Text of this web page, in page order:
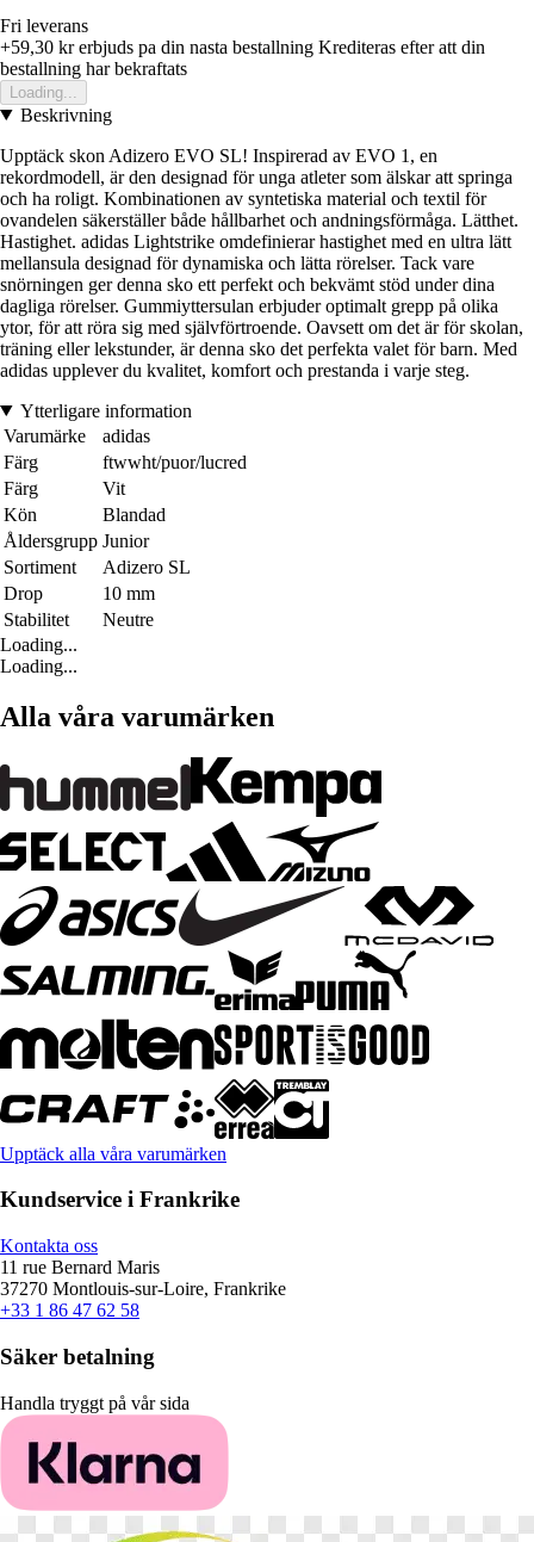
Fri leverans
+59,30 krerbjuds pa din nasta bestallning Krediteras efter att din
bestallning har bekraftats
Loading...
Beskrivning
Upptäck skon Adizero EVO SL! Inspirerad av EVO 1, en
rekordmodell, är den designad för unga atleter som älskar att springa
och ha roligt. Kombinationen av syntetiska material och textil för
ovandelen säkerställer både hållbarhet och andningsförmåga. Lätthet.
Hastighet. adidas Lightstrike omdefinierar hastighet med en ultra lätt
mellansula designad för dynamiska och lätta rörelser. Tack vare
snörningen ger denna sko ett perfekt och bekvämt stöd under dina
dagliga rörelser. Gummiyttersulan erbjuder optimalt grepp på olika
ytor, för att röra sig med självförtroende. Oavsett om det är för skolan,
träning eller lekstunder, är denna sko det perfekta valet för barn. Med
adidas upplever du kvalitet, komfort och prestanda i varje steg.
Ytterligare information
Varumärke
adidas
Färg
ftwwht/puor/lucred
Färg
Vit
Kön
Blandad
Åldersgrupp Junior
Sortiment
Adizero SL
Drop
10 mm
Stabilitet
Neutre
Loading...
Loading...
Alla våra varumärken
Upptäck alla våra varumärken
Kundservice i Frankrike
Kontakta oss
11 rue Bernard Maris
37270 Montlouis-sur-Loire, Frankrike
+33 1 86 47 62 58
Säker betalning
Handla tryggt på vår sida